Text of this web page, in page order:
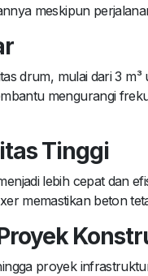
meskipun
drum, mulai dari 3
mengurangi
Tinggi
lebih cepat dan
memastikan beton
proyek